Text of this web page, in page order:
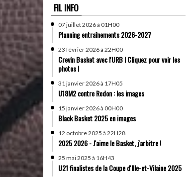
FIL INFO
07 juillet 2026 à 01H00
Planning entraînements 2026-2027
23 février 2026 à 22H00
Crevin Basket avec l'URB ! Cliquez pour voir les
photos !
31 janvier 2026 à 17H05
U18M2 contre Redon : les images
15 janvier 2026 à 00H00
Black Basket 2025 en images
12 octobre 2025 à 22H28
2025 2026 - J'aime le Basket, j'arbitre !
25 mai 2025 à 16H43
U21 finalistes de la Coupe d'Ille-et-Vilaine 2025